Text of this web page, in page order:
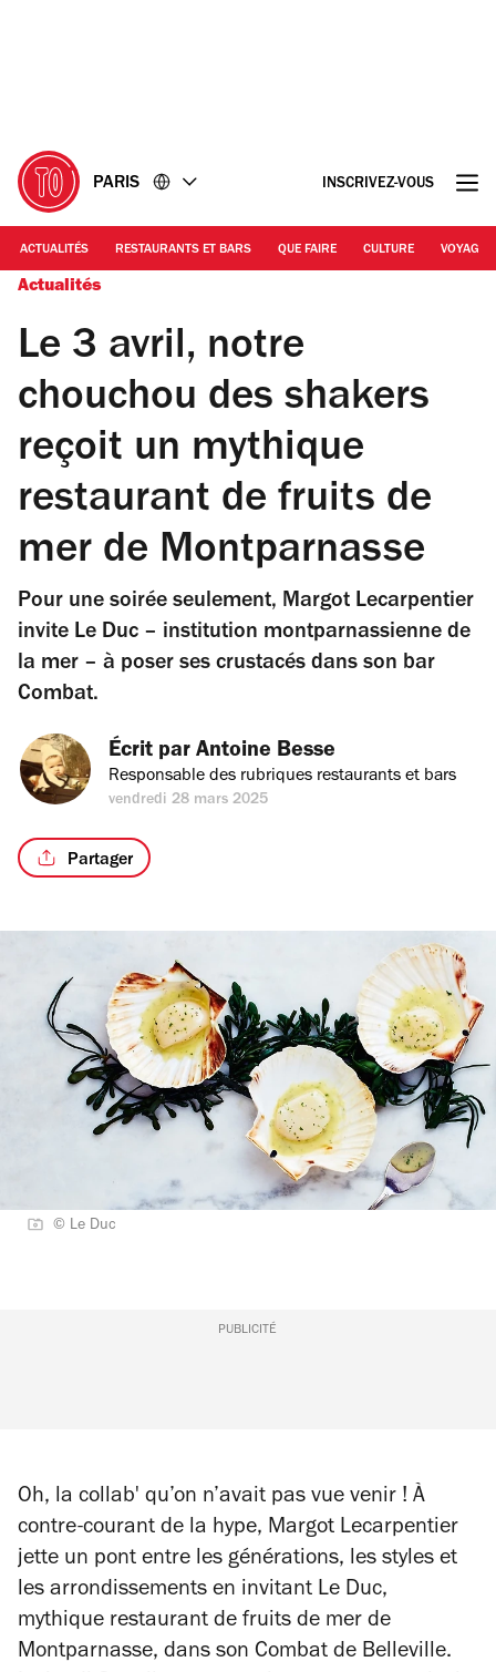
PARIS INSCRIVEZ-VOUS
ACTUALITÉS RESTAURANTS ET BARS QUE FAIRE CULTURE VOYAGE
Actualités
Le 3 avril, notre
chouchou des shakers
reçoit un mythique
restaurant de fruits de
mer de Montparnasse
Pour une soirée seulement, Margot Lecarpentier
invite Le Duc – institution montparnassienne de
la mer – à poser ses crustacés dans son bar
Combat.
Écrit par Antoine Besse
Responsable des rubriques restaurants et bars
vendredi 28 mars 2025
Partager
© Le Duc
PUBLICITÉ
Oh, la collab' qu’on n’avait pas vue venir ! À
contre-courant de la hype, Margot Lecarpentier
jette un pont entre les générations, les styles et
les arrondissements en invitant Le Duc,
mythique restaurant de fruits de mer de
Montparnasse, dans son Combat de Belleville.